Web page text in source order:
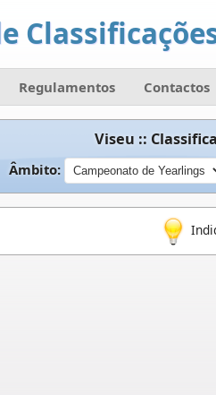
Regulamentos Contactos
Viseu ::
Âmbito: